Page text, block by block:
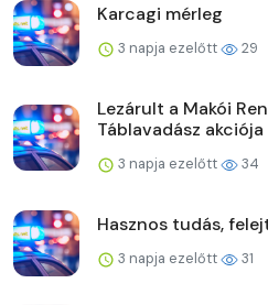
Karcagi mérleg
3 napja ezelőtt 29
Lezárult a Makói
Táblavadász akciója
3 napja ezelőtt 34
Hasznos tudás,
3 napja ezelőtt 31